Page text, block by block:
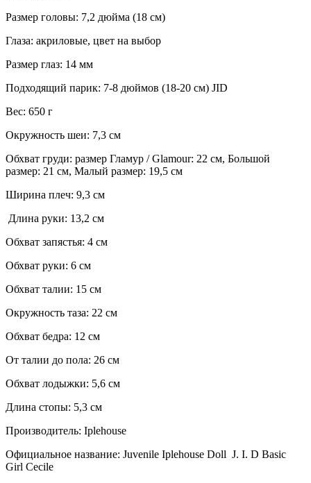
Размер головы: 7,2 дюйма (18 см)
Глаза: акриловые, цвет на выбор
Размер глаз: 14 мм
Подходящий парик: 7-8 дюймов (18-20 см) JID
Вес: 650 г
Окружность шеи: 7,3 см
Обхват груди: размер Гламур / Glamour: 22 см, Большой
размер: 21 см, Малый размер: 19,5 см
Ширина плеч: 9,3 см
Длина руки: 13,2 см
Обхват запястья: 4 см
Обхват руки: 6 см
Обхват талии: 15 см
Окружность таза: 22 см
Обхват бедра: 12 см
От талии до пола: 26 см
Обхват лодыжки: 5,6 см
Длина стопы: 5,3 см
Производитель: Iplehouse
Официальное название: Juvenile Iplehouse Doll J. I. D Basic
Girl Cecile